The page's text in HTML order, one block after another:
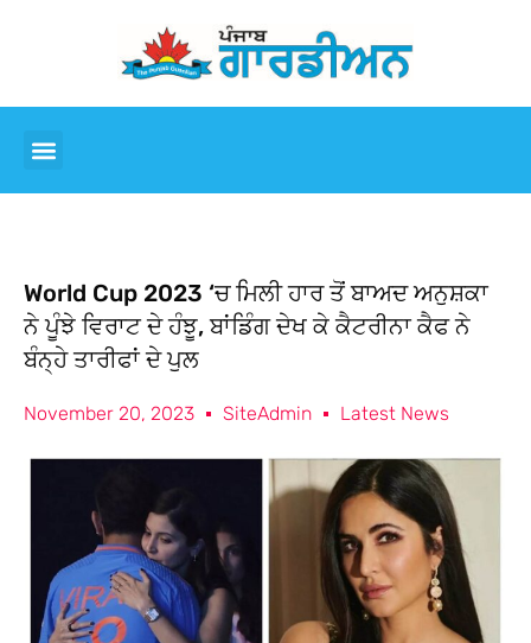
World Cup 2023 ‘ਚ ਮਿਲੀ ਹਾਰ ਤੋਂ ਬਾਅਦ ਅਨੁਸ਼ਕਾ
ਨੇ ਪੂੰਝੇ ਵਿਰਾਟ ਦੇ ਹੰਝੂ, ਬਾਂਡਿੰਗ ਦੇਖ ਕੇ ਕੈਟਰੀਨਾ ਕੈਫ ਨੇ
ਬੰਨ੍ਹੇ ਤਾਰੀਫਾਂ ਦੇ ਪੁਲ
November 20, 2023 SiteAdmin Latest News